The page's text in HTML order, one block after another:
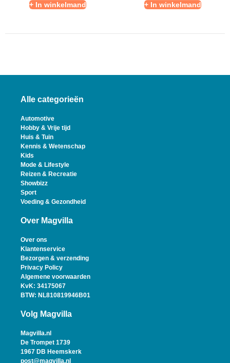
+ In winkelmand + In winkelmand
Alle categorieën
Automotive
Hobby & Vrije tijd
Huis & Tuin
Kennis & Wetenschap
Kids
Mode & Lifestyle
Reizen & Recreatie
Showbizz
Sport
Voeding & Gezondheid
Over Magvilla
Over ons
Klantenservice
Bezorgen & verzending
Privacy Policy
Algemene voorwaarden
KvK: 34175067
BTW: NL810819946B01
Volg Magvilla
Magvilla.nl
De Trompet 1739
1967 DB Heemskerk
post@magvilla.nl